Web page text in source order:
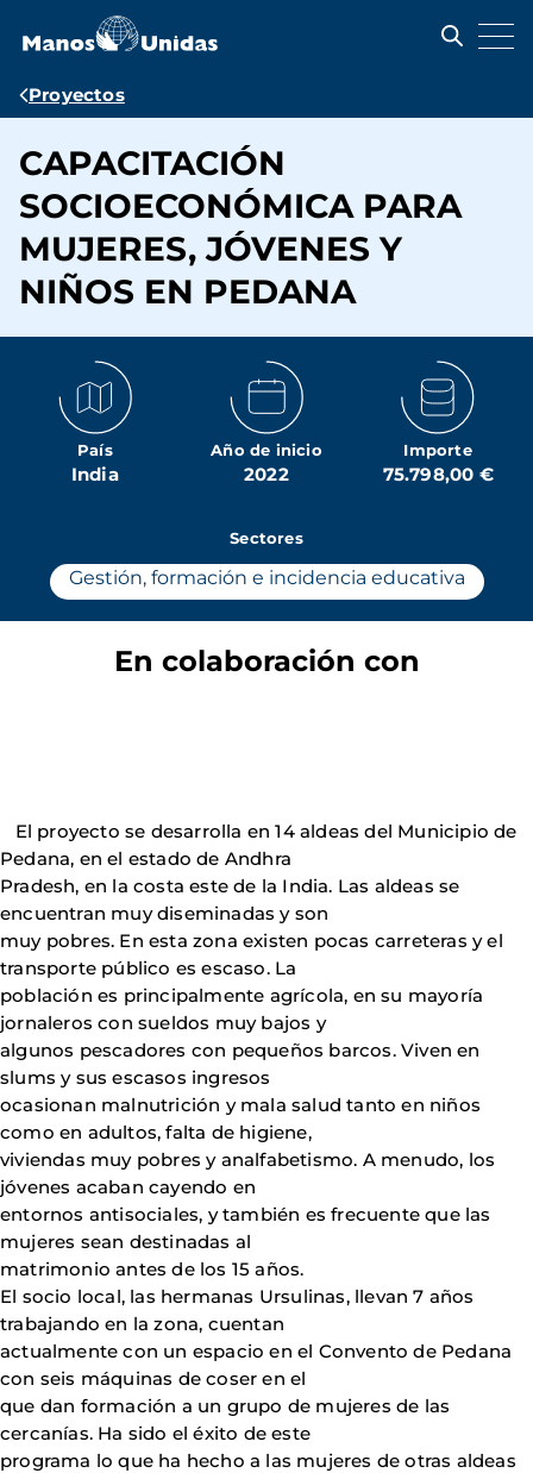
contenido
Ruta
navegación
Proyectos
CAPACITACIÓN
SOCIOECONÓMICA PARA
MUJERES, JÓVENES Y
NIÑOS EN PEDANA
País
India
Año de inicio
2022
Importe
75.798,00 €
Sectores
Gestión, formación e incidencia educativa
En colaboración con
El proyecto se desarrolla en 14 aldeas del Municipio de
Pedana, en el estado de Andhra
Pradesh, en la costa este de la India. Las aldeas se
encuentran muy diseminadas y son
muy pobres. En esta zona existen pocas carreteras y el
transporte público es escaso. La
población es principalmente agrícola, en su mayoría
jornaleros con sueldos muy bajos y
algunos pescadores con pequeños barcos. Viven en
slums y sus escasos ingresos
ocasionan malnutrición y mala salud tanto en niños
como en adultos, falta de higiene,
viviendas muy pobres y analfabetismo. A menudo, los
jóvenes acaban cayendo en
entornos antisociales, y también es frecuente que las
mujeres sean destinadas al
matrimonio antes de los 15 años.
El socio local, las hermanas Ursulinas, llevan 7 años
trabajando en la zona, cuentan
actualmente con un espacio en el Convento de Pedana
con seis máquinas de coser en el
que dan formación a un grupo de mujeres de las
cercanías. Ha sido el éxito de este
programa lo que ha hecho a las mujeres de otras aldeas